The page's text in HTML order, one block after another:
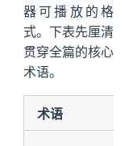
器可播放的格
式。下表先厘清
贯穿全篇的核心
术语。
术语